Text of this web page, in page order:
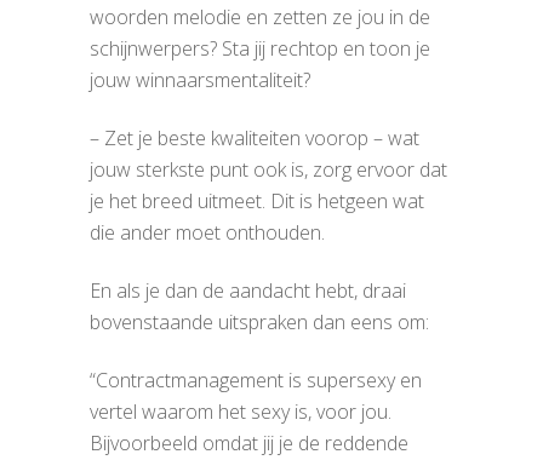
woorden melodie en zetten ze jou in de
schijnwerpers? Sta jij rechtop en toon je
jouw winnaarsmentaliteit?
– Zet je beste kwaliteiten voorop – wat
jouw sterkste punt ook is, zorg ervoor dat
je het breed uitmeet. Dit is hetgeen wat
die ander moet onthouden.
En als je dan de aandacht hebt, draai
bovenstaande uitspraken dan eens om:
“Contractmanagement is supersexy en
vertel waarom het sexy is, voor jou.
Bijvoorbeeld omdat jij je de reddende